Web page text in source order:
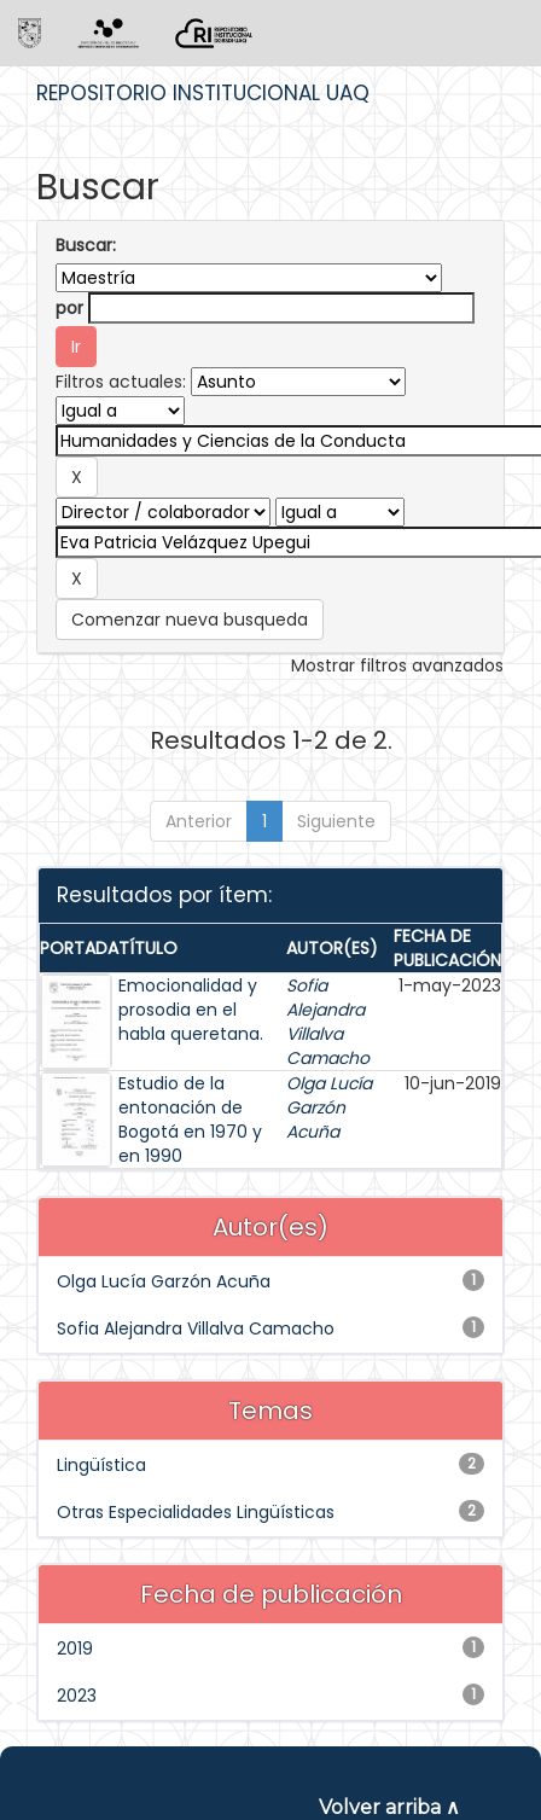
REPOSITORIO INSTITUCIONAL UAQ
Buscar
Buscar:
por
Filtros actuales:
Comenzar nueva busqueda
Mostrar filtros avanzados
Resultados 1-2 de 2.
Anterior 1 Siguiente
Resultados por ítem:
PORTADATÍTULO AUTOR(ES)
FECHA DE
PUBLICACIÓN
Emocionalidad y
prosodia en el
habla queretana.
Sofia
Alejandra
Villalva
Camacho
1-may-2023
Estudio de la
entonación de
Bogotá en 1970 y
en 1990
Olga Lucía
Garzón
Acuña
10-jun-2019
Autor(es)
1
Olga Lucía Garzón Acuña
1
Sofia Alejandra Villalva Camacho
Temas
2
Lingüística
2
Otras Especialidades Lingüísticas
Fecha de publicación
1
2019
1
2023
Volver arriba ∧